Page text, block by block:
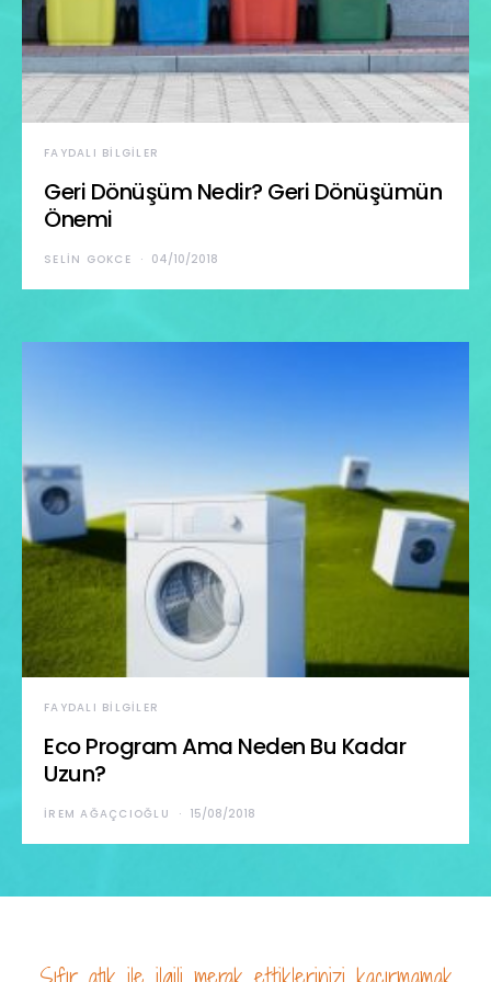
FAYDALI BILGILER
Geri Dönüşüm Nedir? Geri Dönüşümün
Önemi
SELIN GOKCE 04/10/2018
FAYDALI BILGILER
Eco Program Ama Neden Bu Kadar
Uzun?
İREM AĞAÇCIOĞLU 15/08/2018